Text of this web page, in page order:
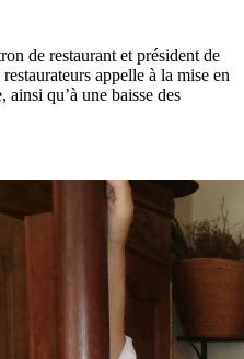
de restaurant et président de
appelle à la mise en
qu’à une baisse des